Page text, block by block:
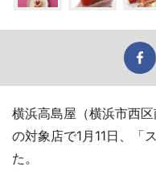
横浜高島屋（横浜市西
の対象店で1月11日、「
た。